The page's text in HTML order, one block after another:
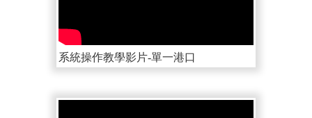
系統操作教學影片-單一港口